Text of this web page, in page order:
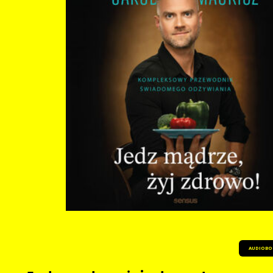
przyjaźnić i współpracować tak, że obecnie prowadzi życie lepszej jakości,
wewnętrznej równowagi. Jej relacje z ludźmi są zdrowe, a ona czuje w sobie
siłę psychiczną. Dzięki lekturze tej książki i Ty możesz się znaleźć w tym miejscu.
mózg w swoje ręce i ruszaj tam, gdzie znajdziesz SZCZĘŚCIE Posłuchaj audiobooka:
Potrzebna, napisana przystępnym językiem książka, która stanowi
poradnik radzenia sobie ze stresem, a także budowania odporności
rezyliencji. Zawiera proste, życiowe metody i ćwiczenia wdrażane do
podstawie faktów psychologicznych i prawideł biologicznych. Serdecznie
Asia Podgórska, naukowczyni, badaczka mózgu, autorka, wykładowczyni
perswazji, w ramach której spokojnie, przyjaźnie i bardzo ciekawie podaje
czytelnikom argumenty za prozdrowotnymi umiejętnościami. Jednocześnie
motywację do podejmowania konkretnych działań. Książka ciekawa i
zarówno do działania, jak i refleksji nad odpornością psychiczną. Serdecznie
modelu odporności psychicznej 4C, pomagające organizacjom i jednostkom
współtwórca modelu siły i odporności psychicznej 4C i narzędzia do jej
MTQ, współautor książki Odporność psychiczna. Strategie i narzędzia rozwoju Justyna
Żejmo zaprasza nas w podróż ku szczęśliwszemu, bardziej świadomemu i
zdrowszemu życiu. Podróż z wieloma przystankami, a także z nadzieją, że jeśli
książkę, która zabierze Cię w inspirującą podróż ku stawianiu czoła życiowym
wyzwaniom. Wyróżnia ją doskonała kombinacja wyników badań naukowych,
balans w życiu. Autorka troskliwie i skutecznie będzie Ci w tej drodze